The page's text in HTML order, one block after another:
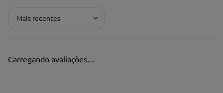
Mais recentes
Carregando avaliações…